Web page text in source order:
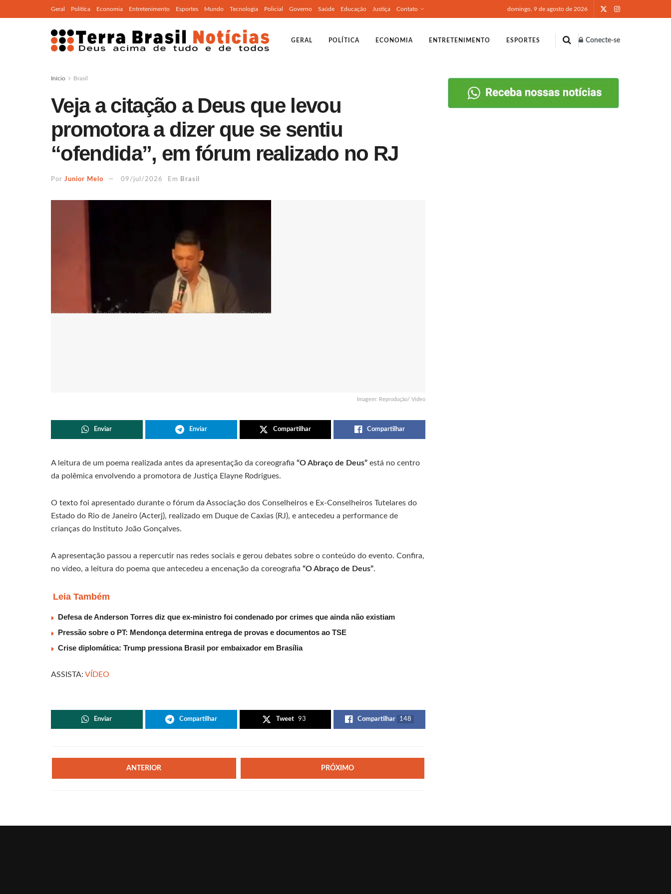
Geral Política Economia Entretenimento Esportes Mundo Tecnologia Policial Governo Saúde Educação Justiça Contato domingo, 9 de agosto de 2026
GERAL POLÍTICA ECONOMIA ENTRETENIMENTO ESPORTES Conecte-se
Início Brasil
Veja a citação a Deus que levou
promotora a dizer que se sentiu
“ofendida”, em fórum realizado no RJ
Por Junior Melo 09/jul/2026 Em Brasil
Imagem: Reprodução/ Vídeo
Enviar Enviar Compartilhar Compartilhar
A leitura de um poema realizada antes da apresentação da coreografia “O Abraço de Deus” está no centro
da polêmica envolvendo a promotora de Justiça Elayne Rodrigues.
O texto foi apresentado durante o fórum da Associação dos Conselheiros e Ex-Conselheiros Tutelares do
Estado do Rio de Janeiro (Acterj), realizado em Duque de Caxias (RJ), e antecedeu a performance de
crianças do Instituto João Gonçalves.
A apresentação passou a repercutir nas redes sociais e gerou debates sobre o conteúdo do evento. Confira,
no vídeo, a leitura do poema que antecedeu a encenação da coreografia “O Abraço de Deus”.
Leia Também
Defesa de Anderson Torres diz que ex-ministro foi condenado por crimes que ainda não existiam
Pressão sobre o PT: Mendonça determina entrega de provas e documentos ao TSE
Crise diplomática: Trump pressiona Brasil por embaixador em Brasília
ASSISTA: VÍDEO
Enviar Compartilhar Tweet 93 Compartilhar 148
ANTERIOR PRÓXIMO